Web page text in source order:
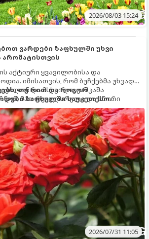
2026/08/03 15:24
ვარდები ზაფხულში უხვი
არომატისთვის
აქტიური ყვავილობისა და
იმისათვის, რომ ბუჩქებმა უხვად,
და მსხვილი, კაშკაშა
მათ რეგულარული და სწორი
ზაფხულის პერიოდში მცენარის
ამიტომ მნიშვნელოვანია
გამოიყენება ამ დროს.
თუ რით და როგორ
ზაფხულში საუკეთესო
2026/07/31 11:05